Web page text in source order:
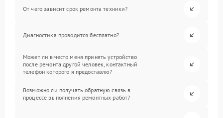
От чего зависит срок ремонта техники?
Диагностика проводится бесплатно?
Может ли вместо меня принять устройство
после ремонта другой человек, контактный
телефон которого я предоставлю?
Возможно ли получать обратную связь в
процессе выполнения ремонтных работ?